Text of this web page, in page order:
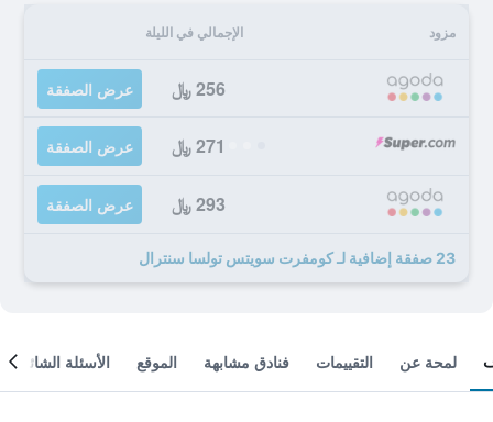
مزود الإجمالي في الليلة
256 ﷼ عرض الصفقة
271 ﷼ عرض الصفقة
293 ﷼ عرض الصفقة
23 صفقة إضافية لـ كومفرت سويتس تولسا سنترال
لمحة عن التقييمات فنادق مشابهة الموقع الأسئلة الشائعة